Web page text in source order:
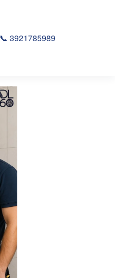
📞 3921785989